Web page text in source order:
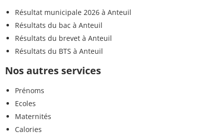
Résultat municipale 2026 à Anteuil
Résultats du bac à Anteuil
Résultats du brevet à Anteuil
Résultats du BTS à Anteuil
Nos autres services
Prénoms
Ecoles
Maternités
Calories